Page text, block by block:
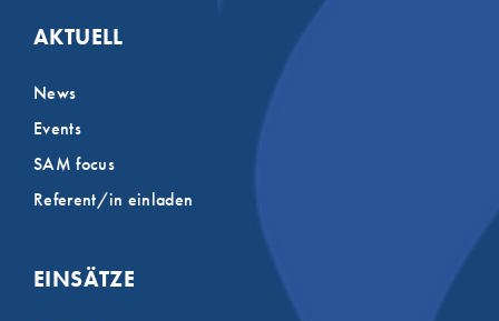
AKTUELL
News
Events
SAM focus
Referent/in einladen
EINSÄTZE